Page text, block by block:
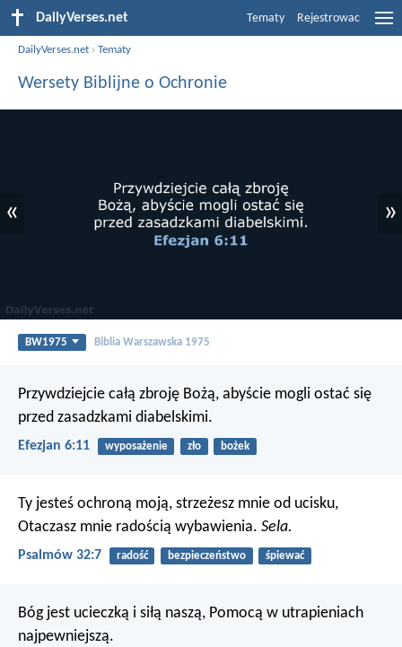
DailyVerses.net Tematy Rejestrowac
DailyVerses.net ›Tematy
Wersety Biblijne o Ochronie
« »
BW1975 Biblia Warszawska 1975
Przywdziejcie całą zbroję Bożą, abyście mogli ostać się
przed zasadzkami diabelskimi.
Efezjan 6:11 wyposażenie zło bożek
Ty jesteś ochroną moją, strzeżesz mnie od ucisku,
Otaczasz mnie radością wybawienia. Sela.
Psalmów 32:7 radość bezpieczeństwo śpiewać
Bóg jest ucieczką i siłą naszą, Pomocą w utrapieniach
najpewniejszą.